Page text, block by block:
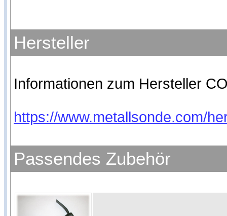
Hersteller
Informationen zum Hersteller
https://www.metallsonde.com/
Passendes Zubehör